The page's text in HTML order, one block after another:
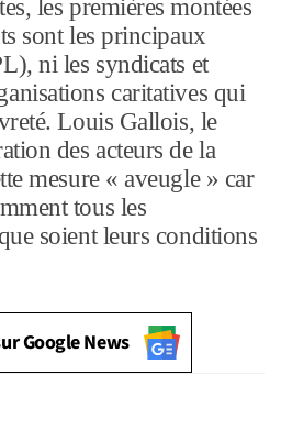
les premières montées
sont les principaux
ni les syndicats et
caritatives qui
Louis Gallois, le
des acteurs de la
mesure « aveugle » car
tous les
soient leurs conditions
Google News